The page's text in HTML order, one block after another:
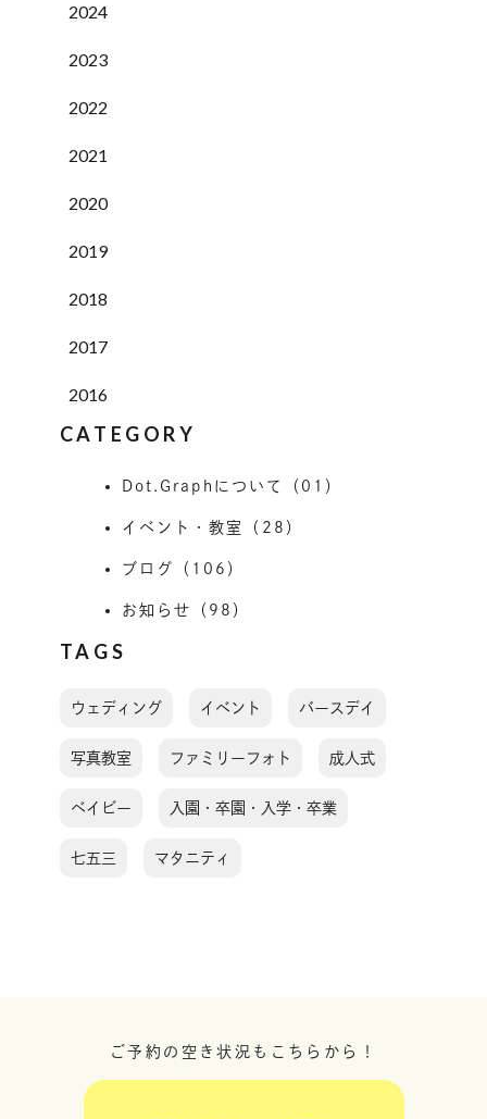
2024
2023
2022
2021
2020
2019
2018
2017
2016
CATEGORY
Dot.Graphについて（01）
イベント・教室（28）
ブログ（106）
お知らせ（98）
TAGS
ウェディング イベント バースデイ
写真教室 ファミリーフォト 成人式
ベイビー 入園・卒園・入学・卒業
七五三 マタニティ
ご予約の空き状況もこちらから！